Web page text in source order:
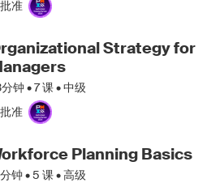
准
Strategy for
钟 •7课 • 中级
准
Planning Basics
钟 •5 课 • 高级